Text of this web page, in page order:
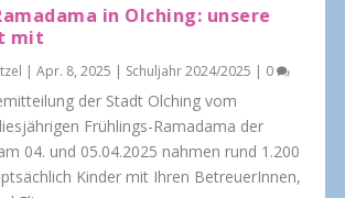
in Olching: unsere
mit
|Apr. 8, 2025 | Schuljahr 2024/2025 | 0
der Stadt Olching vom
Frühlings-Ramadama der
04. und 05.04.2025 nahmen rund 1.200
Kinder mit Ihren BetreuerInnen,